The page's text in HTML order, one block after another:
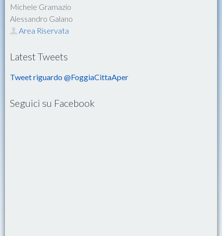
Michele Gramazio
Alessandro Galano
Area Riservata
Latest Tweets
Tweet riguardo @FoggiaCittaAper
Seguici su Facebook